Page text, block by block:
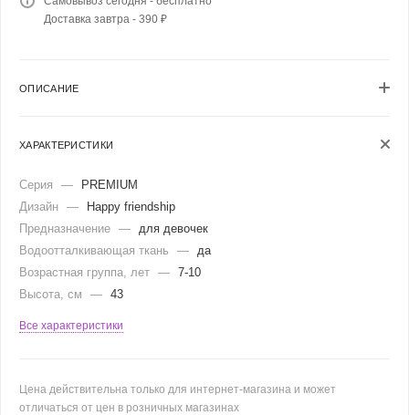
Доставка завтра - 390 ₽
ОПИСАНИЕ
ХАРАКТЕРИСТИКИ
Серия —
PREMIUM
Дизайн —
Happy friendship
Предназначение —
для девочек
Водоотталкивающая ткань
—
да
Возрастная группа, лет — 7-10
Высота, см
— 43
Все характеристики
Цена действительна только для интернет-магазина и может
отличаться от цен в розничных магазинах